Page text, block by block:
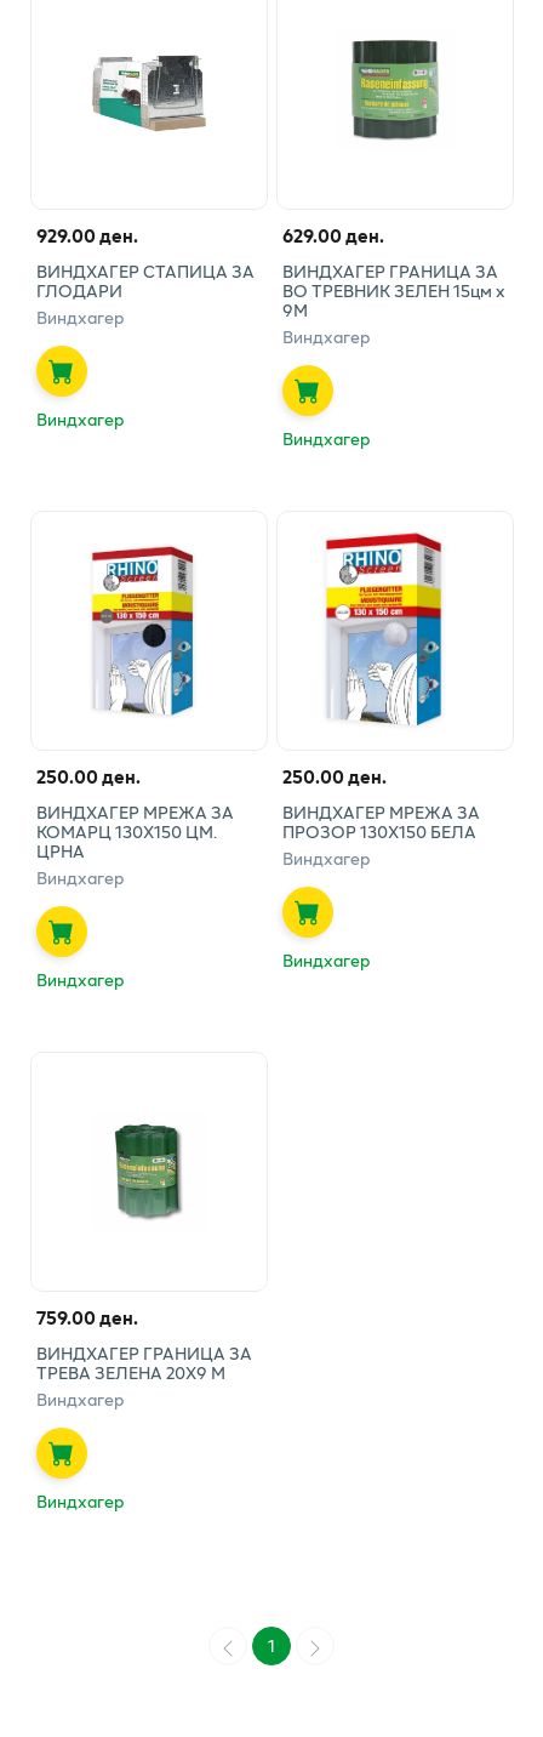
929.00 ден.
ВИНДХАГЕР СТАПИЦА ЗА
ГЛОДАРИ
Виндхагер
Виндхагер
629.00 ден.
ВИНДХАГЕР ГРАНИЦА ЗА
ВО ТРЕВНИК ЗЕЛЕН 15цм х
9М
Виндхагер
Виндхагер
250.00 ден.
ВИНДХАГЕР МРЕЖА ЗА
КОМАРЦ 130Х150 ЦМ.
ЦРНА
Виндхагер
Виндхагер
250.00 ден.
ВИНДХАГЕР МРЕЖА ЗА
ПРОЗОР 130Х150 БЕЛА
Виндхагер
Виндхагер
759.00 ден.
ВИНДХАГЕР ГРАНИЦА ЗА
ТРЕВА ЗЕЛЕНА 20X9 М
Виндхагер
Виндхагер
1